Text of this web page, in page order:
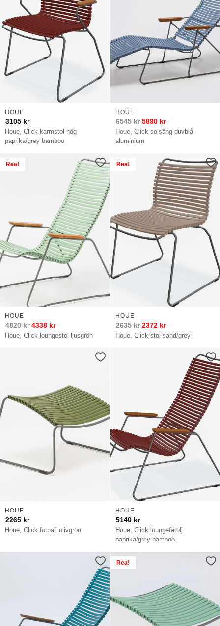
Houe, Click karmstol hög
paprika/grey bamboo
HOUE
3105 kr
Houe, Click solsäng duvblå
aluminium
HOUE
6545kr 5890 kr
Rea!
Houe, Click loungestol ljusgrön
HOUE
4820kr 4338 kr
Rea!
Houe, Click stol sand/grey
HOUE
2635kr 2372 kr
Houe, Click fotpall olivgrön
HOUE
2265 kr
Houe, Click loungefåtölj
paprika/grey bamboo
HOUE
5140 kr
Rea!